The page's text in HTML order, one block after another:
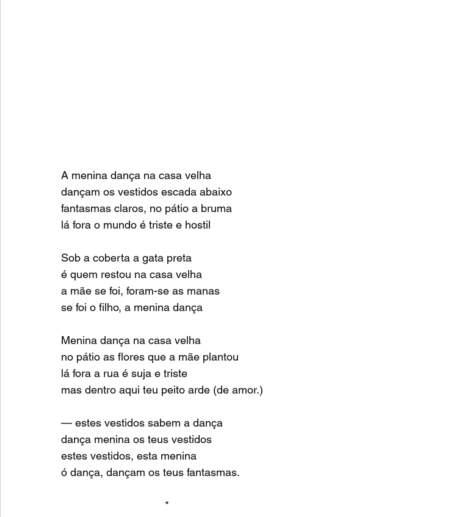
A menina dança na casa velha
dançam os vestidos escada abaixo
fantasmas claros, no pátio a bruma
lá fora o mundo é triste e hostil
Sob a coberta a gata preta
é quem restou na casa velha
a mãe se foi, foram-se as manas
se foi o filho, a menina dança
Menina dança na casa velha
no pátio as flores que a mãe plantou
lá fora a rua é suja e triste
mas dentro aqui teu peito arde (de amor.)
— estes vestidos sabem a dança
dança menina os teus vestidos
estes vestidos, esta menina
ó dança, dançam os teus fantasmas.
                                  *